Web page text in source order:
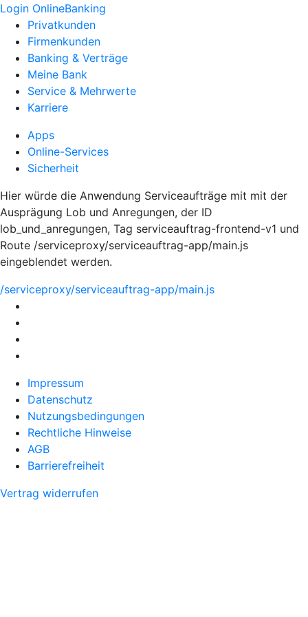
Login OnlineBanking
Privatkunden
Firmenkunden
Banking & Verträge
Meine Bank
Service & Mehrwerte
Karriere
Apps
Online-Services
Sicherheit
Hier würde die Anwendung Serviceaufträge mit mit der
Ausprägung Lob und Anregungen, der ID
lob_und_anregungen, Tag serviceauftrag-frontend-v1 und
Route /serviceproxy/serviceauftrag-app/main.js
eingeblendet werden.
/serviceproxy/serviceauftrag-app/main.js
Impressum
Datenschutz
Nutzungsbedingungen
Rechtliche Hinweise
AGB
Barrierefreiheit
Vertrag widerrufen